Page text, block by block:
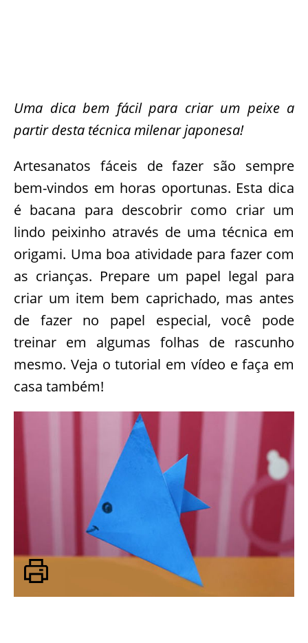
Uma dica bem fácil para criar um peixe a
partir desta técnica milenar japonesa!
Artesanatos fáceis de fazer são sempre
bem-vindos em horas oportunas. Esta dica
é bacana para descobrir como criar um
lindo peixinho através de uma técnica em
origami. Uma boa atividade para fazer com
as crianças. Prepare um papel legal para
criar um item bem caprichado, mas antes
de fazer no papel especial, você pode
treinar em algumas folhas de rascunho
mesmo. Veja o tutorial em vídeo e faça em
casa também!